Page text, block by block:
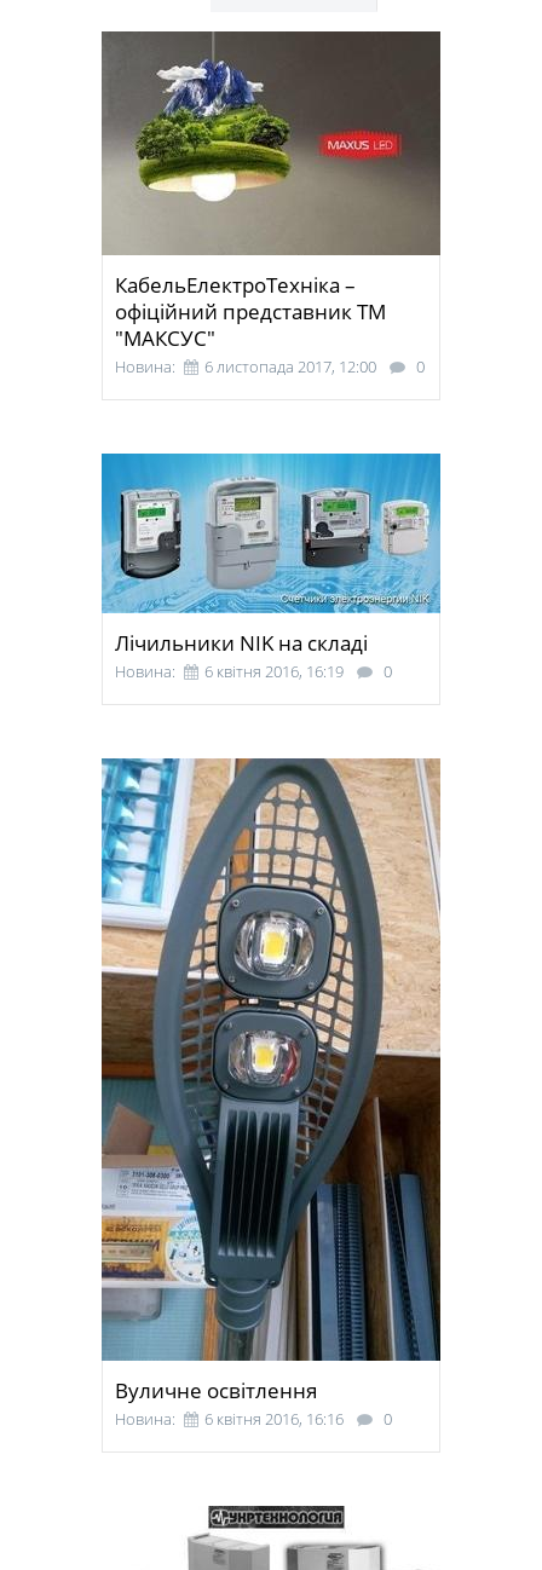
КабельЕлектроТехніка –
офіційний представник ТМ
"МАКСУС"
Новина: 6 листопада 2017, 12:00 0
Лічильники NIK на складі
Новина: 6 квітня 2016, 16:19 0
Вуличне освітлення
Новина: 6 квітня 2016, 16:16 0